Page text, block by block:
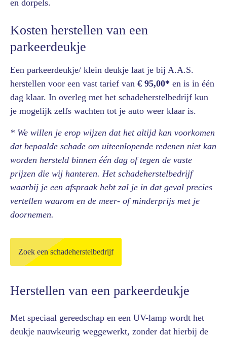
en dorpels.
Kosten herstellen van een
parkeerdeukje
Een parkeerdeukje/ klein deukje laat je bij A.A.S.
herstellen voor een vast tarief van € 95,00* en is in één
dag klaar. In overleg met het schadeherstelbedrijf kun
je mogelijk zelfs wachten tot je auto weer klaar is.
* We willen je erop wijzen dat het altijd kan voorkomen
dat bepaalde schade om uiteenlopende redenen niet kan
worden hersteld binnen één dag of tegen de vaste
prijzen die wij hanteren. Het schadeherstelbedrijf
waarbij je een afspraak hebt zal je in dat geval precies
vertellen waarom en de meer- of minderprijs met je
doornemen.
Zoek een schadeherstelbedrijf
Herstellen van een parkeerdeukje
Met speciaal gereedschap en een UV-lamp wordt het
deukje nauwkeurig weggewerkt, zonder dat hierbij de